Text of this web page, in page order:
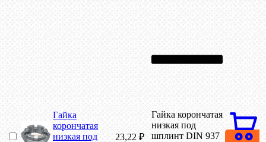
Гайка
корончатая
низкая под
23,22 ₽
Гайка корончатая
низкая под
шплинт DIN 937